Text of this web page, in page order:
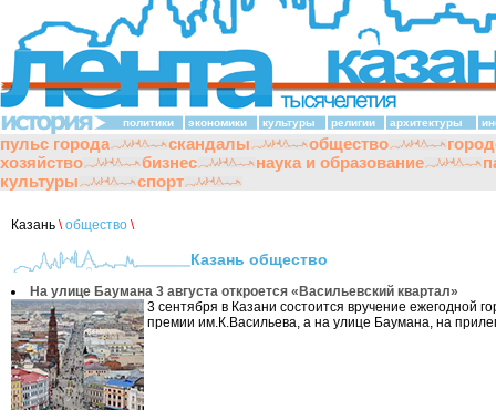
политики экономики культуры религии архитектуры
пульс города скандалы общество
хозяйство
бизнес наука и образование
культуры
спорт
Казань \ общество \
Казань общество
На улице Баумана 3 августа откроется «Васильевский квартал»
3 сентября в Казани состоится вручение ежегодной
премии им.К.Васильева, а на улице Баумана, на